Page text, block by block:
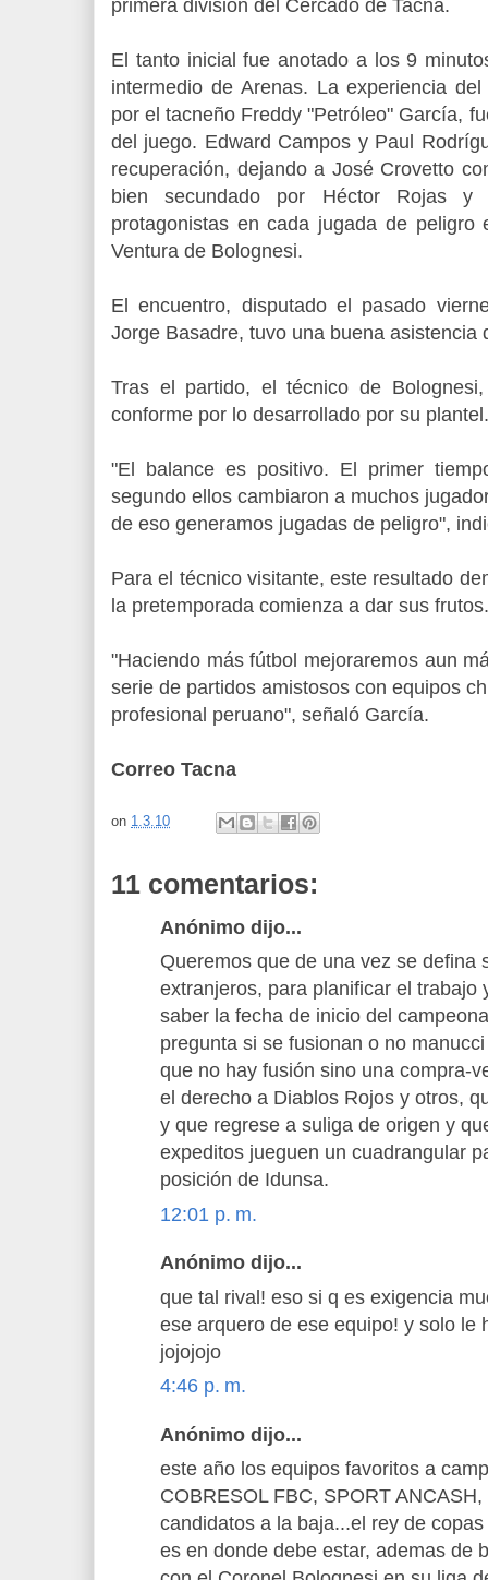
primera división del Cercado de Tacna.
El tanto inicial fue anotado a los 9
intermedio de Arenas. La experiencia
por el tacneño Freddy "Petróleo" García,
del juego. Edward Campos y Paul
recuperación, dejando a José Crovetto
bien secundado por Héctor Rojas y
protagonistas en cada jugada de
Ventura de Bolognesi.
El encuentro, disputado el pasado
Jorge Basadre, tuvo una buena asistencia
Tras el partido, el técnico de
conforme por lo desarrollado por su plantel.
"El balance es positivo. El primer
segundo ellos cambiaron a muchos
de eso generamos jugadas de peligro",
Para el técnico visitante, este resultado
la pretemporada comienza a dar sus frutos.
"Haciendo más fútbol mejoraremos aun
serie de partidos amistosos con equipos
profesional peruano", señaló García.
Correo Tacna
on 1.3.10
11 comentarios:
Anónimo dijo...
Queremos que de una vez se defina
extranjeros, para planificar el trabajo
saber la fecha de inicio del
pregunta si se fusionan o no
que no hay fusión sino una compra-
el derecho a Diablos Rojos y otros,
y que regrese a suliga de origen y
expeditos jueguen un cuadrangular
posición de Idunsa.
12:01 p. m.
Anónimo dijo...
que tal rival! eso si q es exigencia
ese arquero de ese equipo! y solo le
jojojojo
4:46 p. m.
Anónimo dijo...
este año los equipos favoritos a
COBRESOL FBC, SPORT
candidatos a la baja...el rey de
es en donde debe estar, ademas de